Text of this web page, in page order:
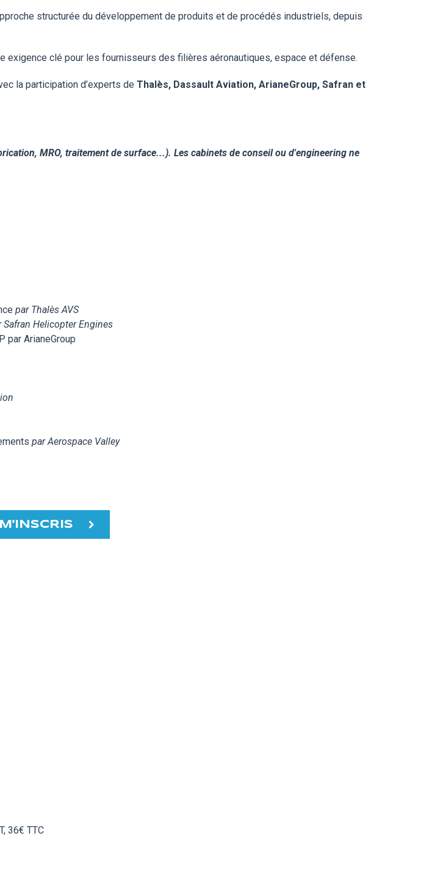
structurée du développement de produits et de procédés industriels, depuis
exigence clé pour les fournisseurs des filières aéronautiques, espace et défense.
la participation d’experts de Thalès, Dassault Aviation, ArianeGroup, Safran et
MRO, traitement de surface...). Les cabinets de conseil ou d'engineering ne
par Thalès AVS
Safran Helicopter Engines
par ArianeGroup
par Aerospace Valley
36€ TTC